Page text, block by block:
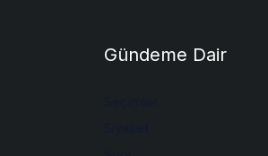
Gündeme Dair